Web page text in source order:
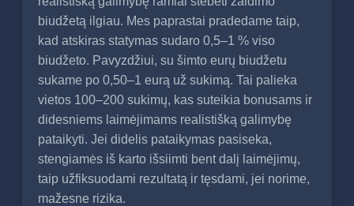
biudžetą ilgiau. Mes paprastai pradedame taip,
kad atskiras statymas sudaro 0,5–1 % viso
biudžeto. Pavyzdžiui, su šimto eurų biudžetu
sukame po 0,50–1 eurą už sukimą. Tai palieka
vietos 100–200 sukimų, kas suteikia bonusams ir
didesniems laimėjimams realistišką galimybę
pataikyti. Jei didelis pataikymas pasiseka,
stengiamės iš karto išsiimti bent dalį laimėjimų,
taip užfiksuodami rezultatą ir tęsdami, jei norime,
mažesne rizika.